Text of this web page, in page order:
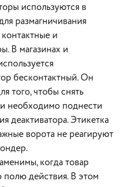
используются в
размагничивания
и
В магазинах и
бесконтактный. Он
того, чтобы снять
необходимо поднести
деактиватора. Этикетка
ворота не реагируют
когда товар
действия. В этом